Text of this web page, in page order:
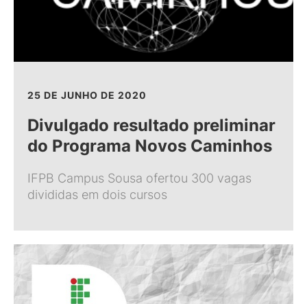
25 DE JUNHO DE 2020
Divulgado resultado preliminar
do Programa Novos Caminhos
IFPB Campus Sousa ofertou 300 vagas
divididas em dois cursos